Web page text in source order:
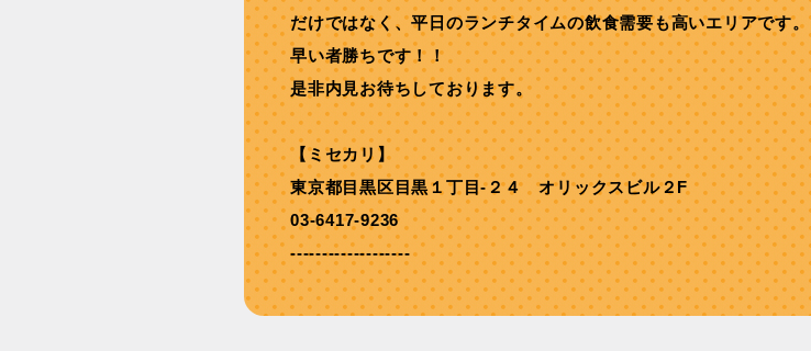
だけではなく、平日のランチタイムの飲食需要も高いエリアです。
早い者勝ちです！！
是非内見お待ちしております。
【ミセカリ】
東京都目黒区目黒１丁目-２４ オリックスビル２F
03-6417-9236
-------------------